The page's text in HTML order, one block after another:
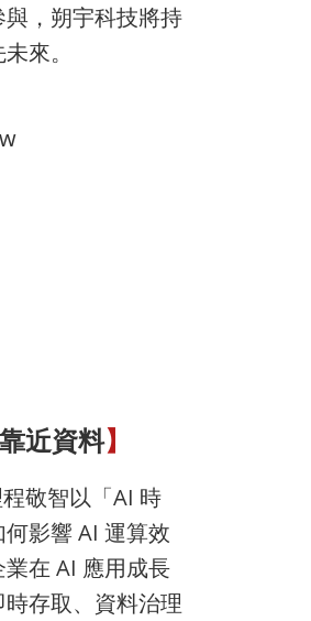
，朔宇科技將持
來。
近資料】
敬智以「AI 時
影響 AI 運算效
在 AI 應用成長
存取、資料治理